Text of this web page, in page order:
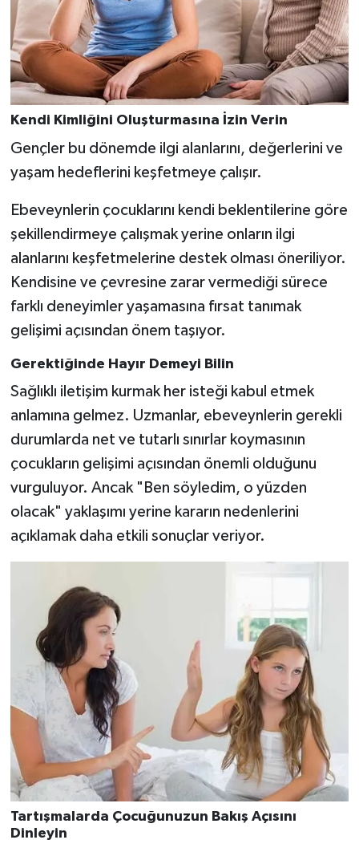
Kendi Kimliğini Oluşturmasına İzin Verin
Gençler bu dönemde ilgi alanlarını, değerlerini ve
yaşam hedeflerini keşfetmeye çalışır.
Ebeveynlerin çocuklarını kendi beklentilerine göre
şekillendirmeye çalışmak yerine onların ilgi
alanlarını keşfetmelerine destek olması öneriliyor.
Kendisine ve çevresine zarar vermediği sürece
farklı deneyimler yaşamasına fırsat tanımak
gelişimi açısından önem taşıyor.
Gerektiğinde Hayır Demeyi Bilin
Sağlıklı iletişim kurmak her isteği kabul etmek
anlamına gelmez. Uzmanlar, ebeveynlerin gerekli
durumlarda net ve tutarlı sınırlar koymasının
çocukların gelişimi açısından önemli olduğunu
vurguluyor. Ancak "Ben söyledim, o yüzden
olacak" yaklaşımı yerine kararın nedenlerini
açıklamak daha etkili sonuçlar veriyor.
Tartışmalarda Çocuğunuzun Bakış Açısını
Dinleyin